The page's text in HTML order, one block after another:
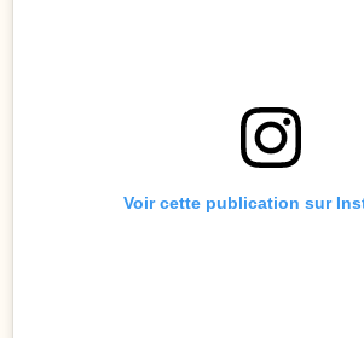
Voir cette publication sur